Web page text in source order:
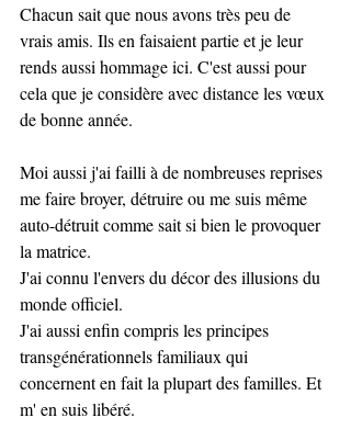
Chacun sait que nous avons très peu de
vrais amis. Ils en faisaient partie et je leur
rends aussi hommage ici. C'est aussi pour
cela que je considère avec distance les vœux
de bonne année.
Moi aussi j'ai failli à de nombreuses reprises
me faire broyer, détruire ou me suis même
auto-détruit comme sait si bien le provoquer
la matrice.
J'ai connu l'envers du décor des illusions du
monde officiel.
J'ai aussi enfin compris les principes
transgénérationnels familiaux qui
concernent en fait la plupart des familles. Et
m' en suis libéré.